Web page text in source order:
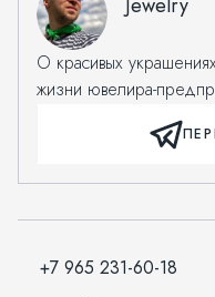
Jewelry
О красивых
жизни ювелира-
+7 965 231-60-18